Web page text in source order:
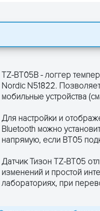
TZ-BT05B - логгер
Nordic N51822.
мобильные устройства
Для настройки и
Bluetooth можно
напрямую, если BT05
Датчик Тизон TZ-BT05
изменений и простой
лабораториях, при
TZ-BT05B